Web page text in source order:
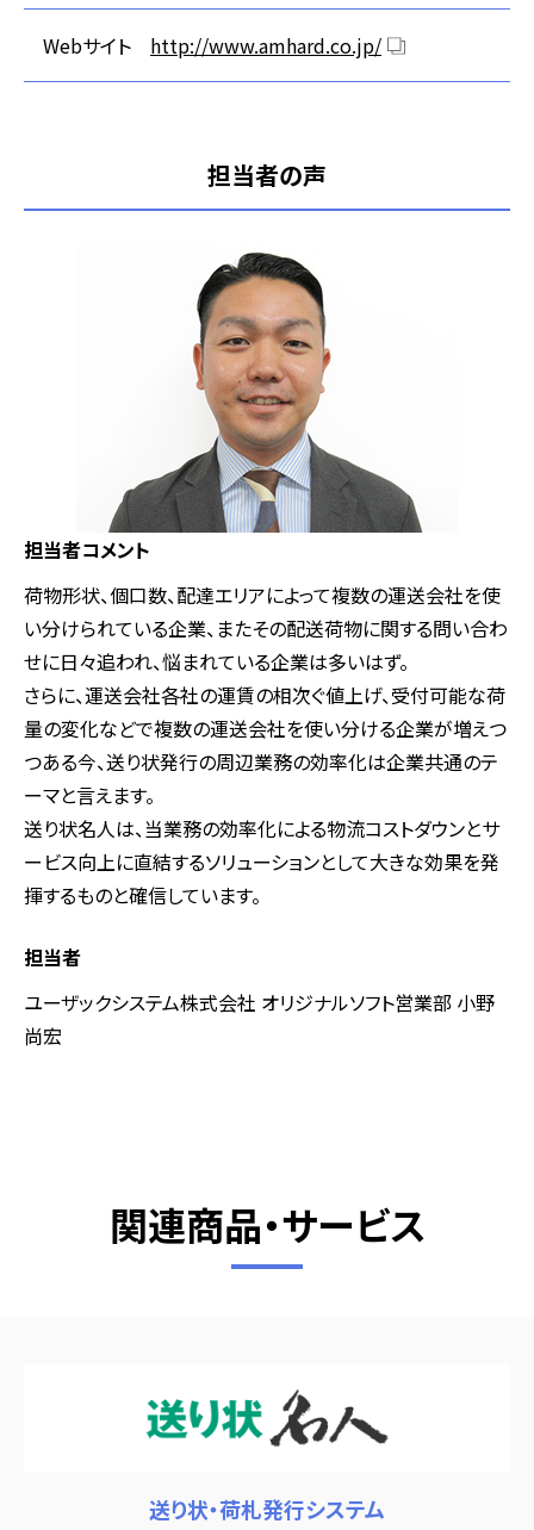
Webサイト http://www.amhard.co.jp/
担当者の声
担当者コメント
荷物形状、個口数、配達エリアによって複数の運送会社を使
い分けられている企業、またその配送荷物に関する問い合わ
せに日々追われ、悩まれている企業は多いはず。
さらに、運送会社各社の運賃の相次ぐ値上げ、受付可能な荷
量の変化などで複数の運送会社を使い分ける企業が増えつ
つある今、送り状発行の周辺業務の効率化は企業共通のテ
ーマと言えます。
送り状名人は、当業務の効率化による物流コストダウンとサ
ービス向上に直結するソリューションとして大きな効果を発
揮するものと確信しています。
担当者
ユーザックシステム株式会社 オリジナルソフト営業部 小野
尚宏
関連商品・サービス
送り状・荷札発行システム